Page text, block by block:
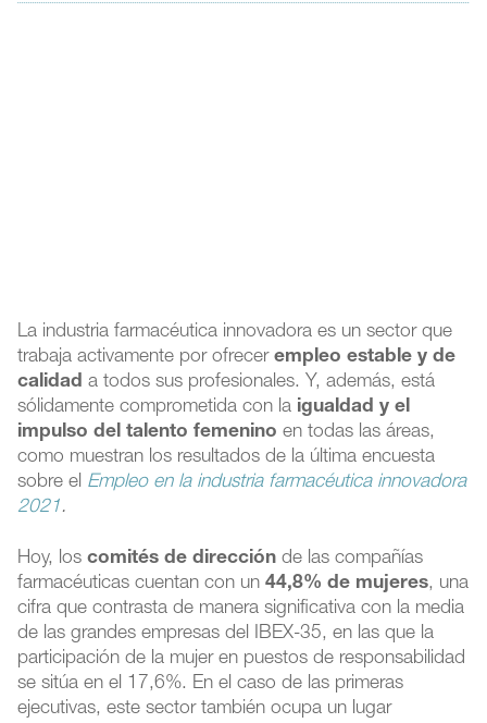
La industria farmacéutica innovadora es un sector que
trabaja activamente por ofrecerempleo estable y de
calidad a todos sus profesionales. Y, además, está
sólidamente comprometida con la igualdad y el
impulso del talento femenino en todas las áreas,
como muestran los resultados de la última encuesta
sobre el Empleo en la industria farmacéutica innovadora
2021.
Hoy, loscomités de dirección de las compañías
farmacéuticas cuentan con un44,8% de mujeres, una
cifra que contrasta de manera significativa con la media
de las grandes empresas del IBEX-35, en las que la
participación de la mujer en puestos de responsabilidad
se sitúa en el 17,6%. En el caso de las primeras
ejecutivas, este sector también ocupa un lugar